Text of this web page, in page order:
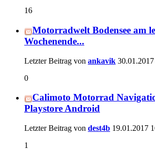
16
Motorradwelt Bodensee am
Wochenende...
Letzter Beitrag von ankavik 30.01.2017
0
Calimoto Motorrad
Playstore Android
Letzter Beitrag von dest4b 19.01.2017
1